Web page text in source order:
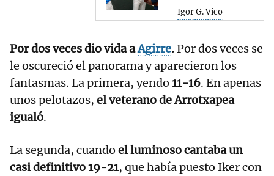
Igor G. Vico
Por dos veces dio vida aAgirre. Por dos veces se
le oscureció el panorama y aparecieron los
fantasmas. La primera, yendo 11-16. En apenas
unos pelotazos, el veterano de Arrotxapea
igualó.
La segunda, cuando el luminoso cantaba un
casi definitivo 19-21, que había puesto Iker con